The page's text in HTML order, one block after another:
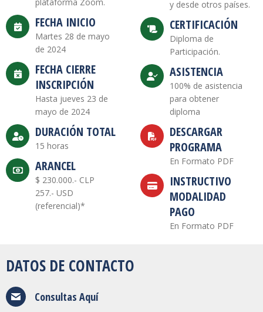
FECHA INICIO
Martes 28 de mayo
de 2024
FECHA CIERRE
INSCRIPCIÓN
Hasta jueves 23 de
mayo de 2024
DURACIÓN TOTAL
15 horas
ARANCEL
$ 230.000.- CLP
257.- USD
(referencial)*
y desde otros países.
CERTIFICACIÓN
Diploma de
Participación.
ASISTENCIA
100% de asistencia
para obtener
diploma
DESCARGAR
PROGRAMA
En Formato PDF
INSTRUCTIVO
MODALIDAD
PAGO
En Formato PDF
DATOS DE CONTACTO
Consultas Aquí